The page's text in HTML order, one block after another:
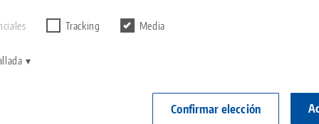
Tracking Media
Confirmar elección
punto cero
Innovaciones
Solicitud de catálogo
Eventos
ancho
de
Nº de artículo